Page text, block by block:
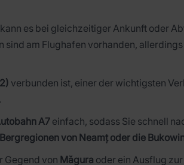
es bei gleichzeitiger Ankunft oder
am Flughafen vorhanden,
verbunden ist, einer der wichtigsten
A7einfach, sodass Sie schnell
Bergregionen von Neamț oder die
Gegend von Măgura oder ein Ausflug zur